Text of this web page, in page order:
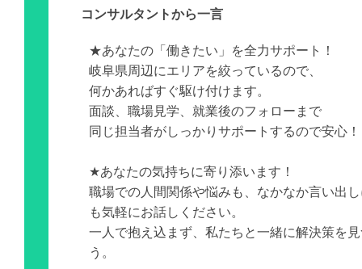
コンサルタントから一言
★あなたの「働きたい」を全力サポート！
岐阜県周辺にエリアを絞っているので、
何かあればすぐ駆け付けます。
面談、職場見学、就業後のフォローまで
同じ担当者がしっかりサポートするので安心！
★あなたの気持ちに寄り添います！
職場での人間関係や悩みも、なかなか言い出
も気軽にお話しください。
一人で抱え込まず、私たちと一緒に解決策を
う。